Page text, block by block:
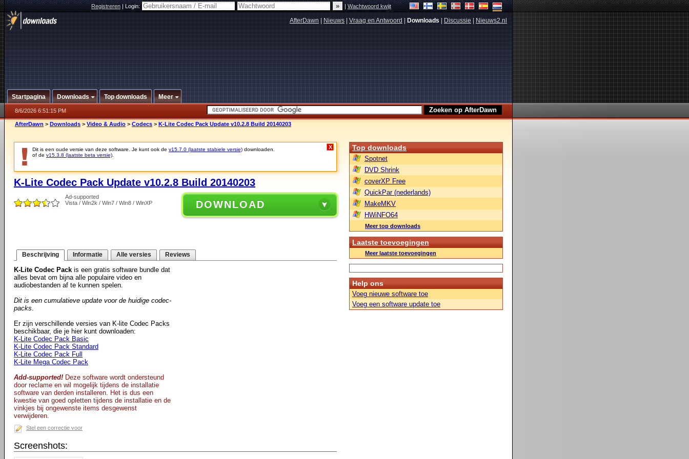
Registreren|Login: |Wachtwoord kwijt
AfterDawn Nieuws Vraag en Antwoord Downloads Discussie Nieuws2.nl
Startpagina Downloads Top downloads Meer
8/6/2026 6:51:15 PM
AfterDawn > Downloads > Video & Audio > Codecs > K-Lite Codec Pack Update v10.2.8 Build 20140203
Dit is een oude versie van deze software. Je kunt ook de v15.7.0 (laatste stabiele versie) downloaden.
of de v15.3.8 (laatste beta versie)
X
K-Lite Codec Pack Update v10.2.8 Build 20140203
Ad-supported
Vista / Win2k / Win7 / Win8 / WinXP
DOWNLOAD
Beschrijving Informatie Alle versies Reviews
K-Lite Codec Pack is een gratis software bundle dat
alles bevat om bijna alle populaire video en
audiobestanden af te kunnen spelen.
Dit is een cumulatieve update voor de huidige codec-
packs.
Er zijn verschillende versies van K-lite Codec Packs
beschikbaar, die je hier kunt downloaden:
K-Lite Codec Pack Basic
K-Lite Codec Pack Standard
K-Lite Codec Pack Full
K-Lite Mega Codec Pack
Add-supported! Deze software wordt ondersteund
door reclame en wil mogelijk tijdens de installatie
software van derden installeren. Het is dus een
kwestie van goed opletten tijdens de installatie en de
vinkjes bij ongewenste items desgewenst
verwijderen.
Stel een correctie voor
Screenshots:
Top downloads
Spotnet
DVD Shrink
coverXP Free
QuickPar (nederlands)
MakeMKV
HWiNFO64
Meer top downloads
Laatste toevoegingen
Meer laatste toevoegingen
Help ons
Voeg nieuwe software toe
Voeg een software update toe